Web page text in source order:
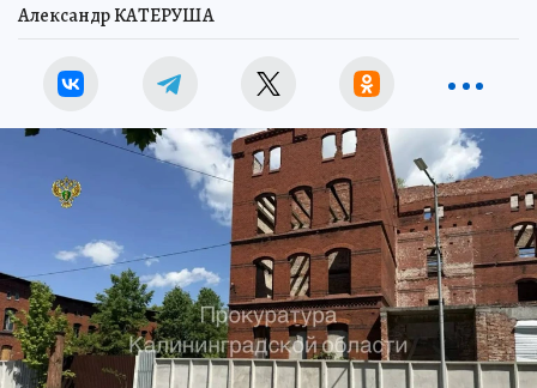
Александр КАТЕРУША